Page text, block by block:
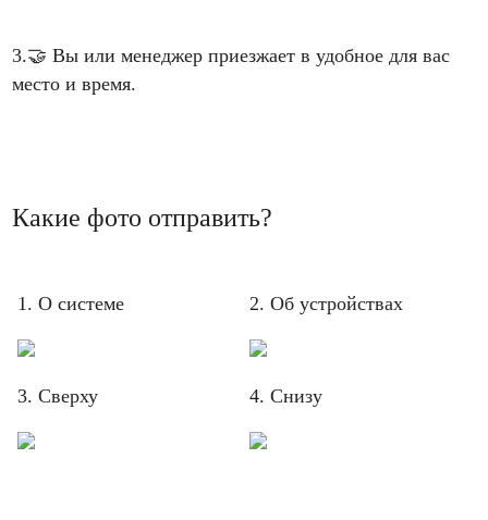
3.🤝 Вы или менеджер приезжает в удобное для вас
место и время.
Какие фото отправить?
1. О системе 2. Об устройствах
3. Сверху 4. Снизу